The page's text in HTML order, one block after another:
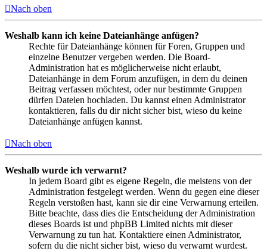
Nach oben
Weshalb kann ich keine Dateianhänge anfügen?
Rechte für Dateianhänge können für Foren, Gruppen und
einzelne Benutzer vergeben werden. Die Board-
Administration hat es möglicherweise nicht erlaubt,
Dateianhänge in dem Forum anzufügen, in dem du deinen
Beitrag verfassen möchtest, oder nur bestimmte Gruppen
dürfen Dateien hochladen. Du kannst einen Administrator
kontaktieren, falls du dir nicht sicher bist, wieso du keine
Dateianhänge anfügen kannst.
Nach oben
Weshalb wurde ich verwarnt?
In jedem Board gibt es eigene Regeln, die meistens von der
Administration festgelegt werden. Wenn du gegen eine dieser
Regeln verstoßen hast, kann sie dir eine Verwarnung erteilen.
Bitte beachte, dass dies die Entscheidung der Administration
dieses Boards ist und phpBB Limited nichts mit dieser
Verwarnung zu tun hat. Kontaktiere einen Administrator,
sofern du die nicht sicher bist, wieso du verwarnt wurdest.